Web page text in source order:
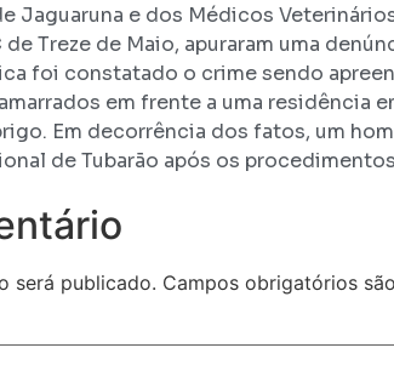
Jaguaruna e dos Médicos
de Treze de Maio, apuraram uma
foi constatado o crime sendo
em frente a uma residência
Em decorrência dos fatos, um
de Tubarão após os
será publicado. Campos obrigatórios